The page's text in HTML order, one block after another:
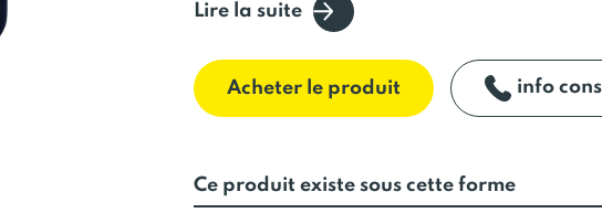
Avez-vous déjà dégusté d’authentiques
goûtez la différence !
Un goût unique.Les saucisses fraîches aux
quelques herbes de Provence. Juste ce
condiments pour relever avec justesse, les
Lire la suite
Acheter le produit info
Ce produit existe sous cette forme